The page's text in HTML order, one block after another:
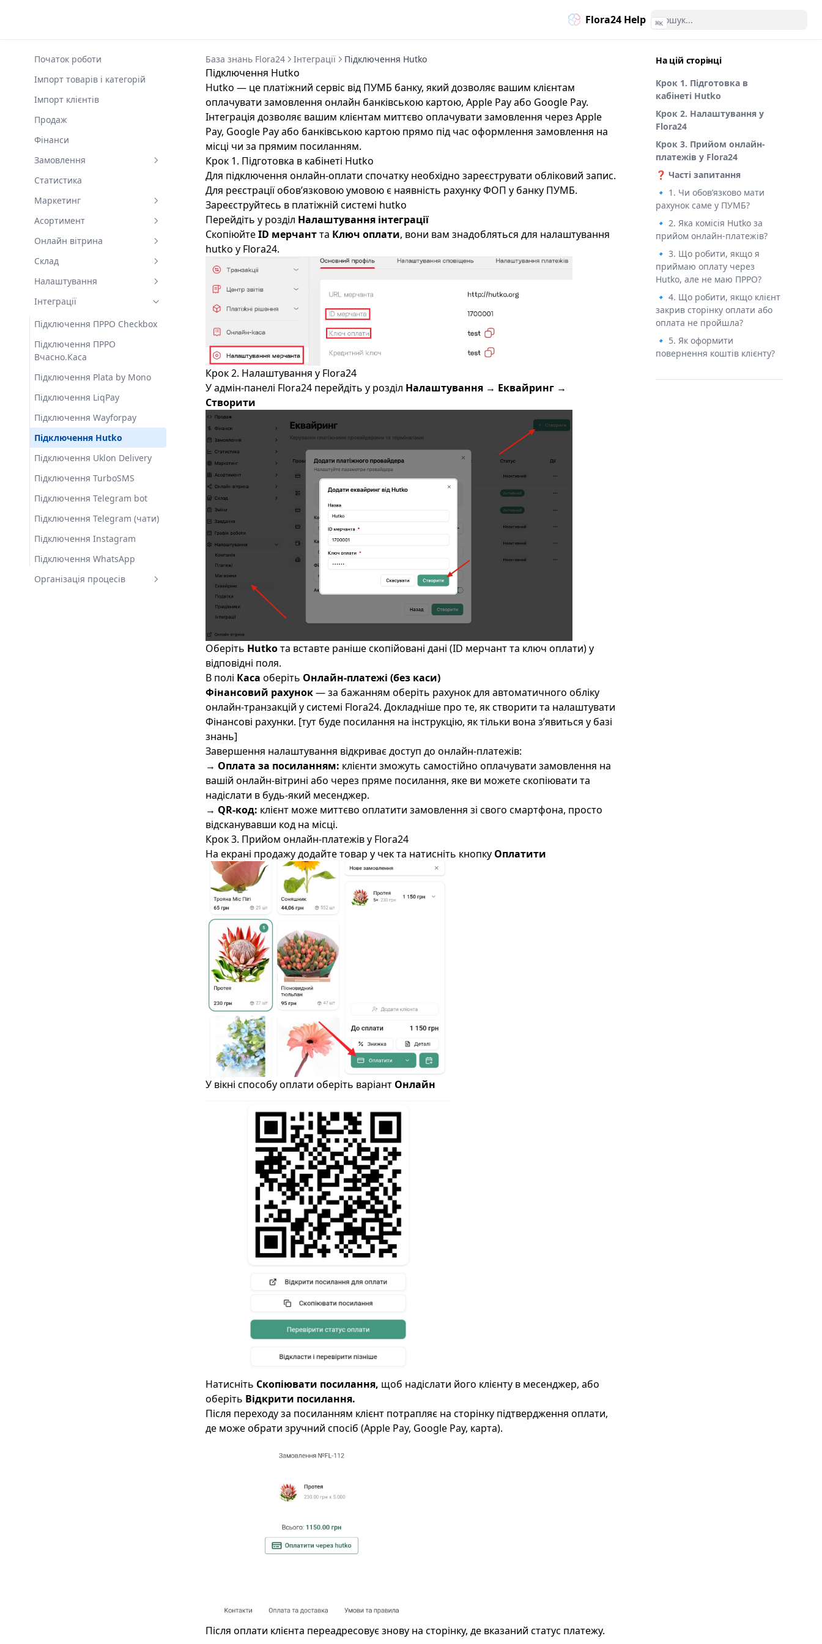
Flora24 Help ⌘K
Початок роботи
Імпорт товарів і категорій
Імпорт клієнтів
Продаж
Фінанси
Замовлення
Усі замовлення
Календар
Карта
Доставка
Статистика
Маркетинг
Клієнти
Події
Знижки
Бонусні групи
Програма лояльності
Розсилки
Мітки
Чати
Асортимент
Категорії
Товари
Букети
Рецепти
Онлайн вітрина
Категорії
Теги
Налаштування
Як працювати з онлайн
Склад
Постачальники
Постачання
Налаштування
Компанія
Платежі
Магазини
Еквайринг
Податки
Працівники
Інтеграції
Підключення ПРРО Checkbox
Підключення ПРРО
Вчасно.Каса
Підключення Plata by Mono
Підключення LiqPay
Підключення Wayforpay
Підключення Hutko
Підключення Uklon Delivery
Підключення TurboSMS
Підключення Telegram bot
Підключення Telegram (чати)
Підключення Instagram
Підключення WhatsApp
Організація процесів
На цій сторінці
Крок 1. Підготовка в
кабінеті Hutko
Крок 2. Налаштування у
Flora24
Крок 3. Прийом онлайн-
платежів у Flora24
❓ Часті запитання
🔹 1. Чи обов’язково мати
рахунок саме у ПУМБ?
🔹 2. Яка комісія Hutko за
прийом онлайн-платежів?
🔹 3. Що робити, якщо я
приймаю оплату через
Hutko, але не маю ПРРО?
🔹 4. Що робити, якщо клієнт
закрив сторінку оплати або
оплата не пройшла?
🔹 5. Як оформити
повернення коштів клієнту?
База знань Flora24 Інтеграції Підключення Hutko
Підключення Hutko
Hutko — це платіжний сервіс від ПУМБ банку, який дозволяє вашим клієнтам
оплачувати замовлення онлайн банківською картою, Apple Pay або Google Pay.
Інтеграція дозволяє вашим клієнтам миттєво оплачувати замовлення через Apple
Pay, Google Pay або банківською картою прямо під час оформлення замовлення на
місці чи за прямим посиланням.
Крок 1. Підготовка в кабінеті Hutko
Для підключення онлайн-оплати спочатку необхідно зареєструвати обліковий запис.
Для реєстрації обов’язковою умовою є наявність рахунку ФОП у банку ПУМБ.
Зареєструйтесь в платіжній системі hutko
Перейдіть у розділ Налаштування інтеграції
СкопіюйтеID мерчантта Ключ оплати, вони вам знадобляться для налаштування
hutko у Flora24.
Крок 2. Налаштування у Flora24
У адмін-панелі Flora24 перейдіть у розділ Налаштування → Еквайринг →
Створити
Оберіть Hutkoта вставте раніше скопійовані дані (ID мерчант та ключ оплати) у
відповідні поля.
В полі Каса оберіть Онлайн-платежі (без каси)
Фінансовий рахунок— за бажанням оберіть рахунок для автоматичного обліку
онлайн-транзакцій у системі Flora24. Докладніше про те, як створити та налаштувати
Фінансові рахунки. [тут буде посилання на інструкцію, як тільки вона зʼявиться у базі
знань]
Завершення налаштування відкриває доступ до онлайн-платежів:
→ Оплата за посиланням: клієнти зможуть самостійно оплачувати замовлення на
вашій онлайн-вітрині або через пряме посилання, яке ви можете скопіювати та
надіслати в будь-який месенджер.
→ QR-код: клієнт може миттєво оплатити замовлення зі свого смартфона, просто
відсканувавши код на місці.
Крок 3. Прийом онлайн-платежів у Flora24
На екрані продажу додайте товар у чек та натисніть кнопку Оплатити
У вікні способу оплати оберіть варіант Онлайн
Натисніть Скопіювати посилання, щоб надіслати його клієнту в месенджер, або
оберіть Відкрити посилання.
Після переходу за посиланням клієнт потрапляє на сторінку підтвердження оплати,
де може обрати зручний спосіб (Apple Pay, Google Pay, карта).
Після оплати клієнта переадресовує знову на сторінку, де вказаний статус платежу.